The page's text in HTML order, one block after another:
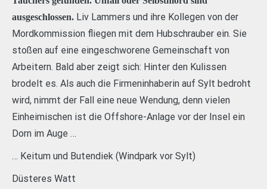
ausgeschlossen. Liv Lammers und ihre Kollegen von der
Mordkommission fliegen mit dem Hubschrauber ein. Sie
stoßen auf eine eingeschworene Gemeinschaft von
Arbeitern. Bald aber zeigt sich: Hinter den Kulissen
brodelt es. Als auch die Firmeninhaberin auf Sylt bedroht
wird, nimmt der Fall eine neue Wendung, denn vielen
Einheimischen ist die Offshore-Anlage vor der Insel ein
Dorn im Auge …
… Keitum und Butendiek (Windpark vor Sylt)
Düsteres Watt